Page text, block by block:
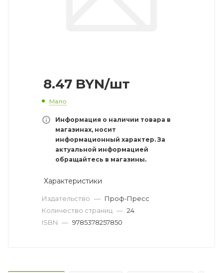
8.47 BYN/шт
Мало
Информация о наличии товара в
магазинах, носит
информационный характер. За
актуальной информацией
обращайтесь в магазины.
Характеристики
Издательство — Проф-Пресс
Количество страниц — 24
ISBN — 9785378257850